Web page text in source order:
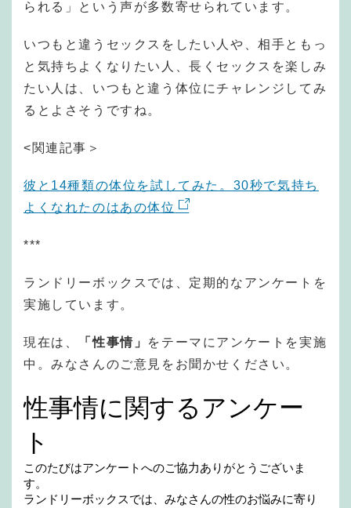
られる」という声が多数寄せられています。
いつもと違うセックスをしたい人や、相手ともっ
と気持ちよくなりたい人、長くセックスを楽しみ
たい人は、いつもと違う体位にチャレンジしてみ
るとよさそうですね。
<関連記事＞
彼と14種類の体位を試してみた。30秒で気持ち
よくなれたのはあの体位
***
ランドリーボックスでは、定期的なアンケートを
実施しています。
現在は、 「性事情」 をテーマにアンケートを実施
中。みなさんのご意見をお聞かせください。